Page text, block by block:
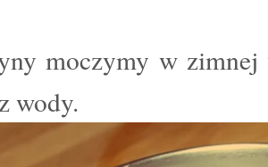
moczymy w zimnej
wody.